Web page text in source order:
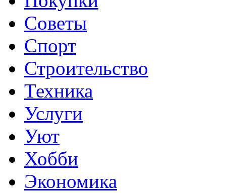
Советы
Спорт
Строительство
Техника
Услуги
Уют
Хобби
Экономика